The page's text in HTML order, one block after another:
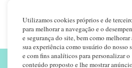
ABRASCE: O
Utilizamos cookies próprios e de
para melhorar a navegação e o
e segurança do site, bem como melhorar
sua experiência como usuário do nosso
e com fins analíticos para personalizar o
conteúdo proposto e lhe mostrar